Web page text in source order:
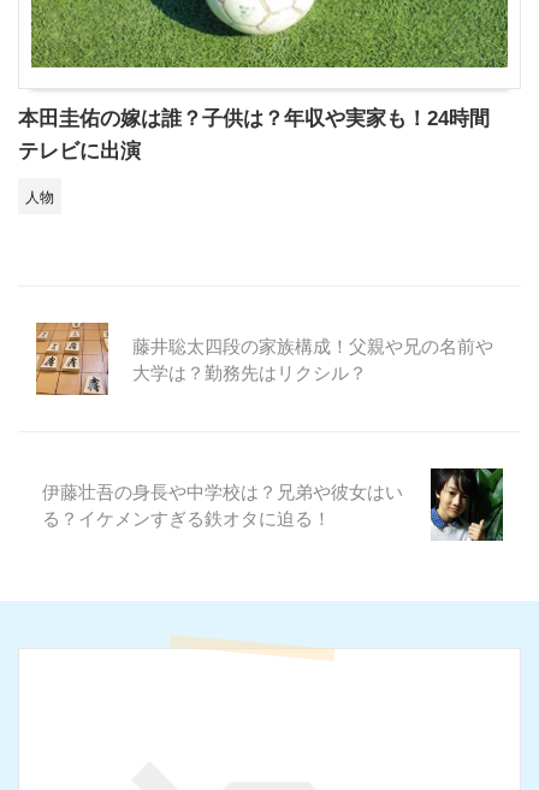
本田圭佑の嫁は誰？子供は？年収や実家も！24時間
テレビに出演
人物
藤井聡太四段の家族構成！父親や兄の名前や
大学は？勤務先はリクシル？
伊藤壮吾の身長や中学校は？兄弟や彼女はい
る？イケメンすぎる鉄オタに迫る！